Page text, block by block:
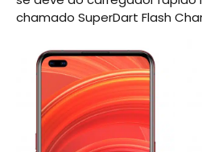
chamado SuperDart Flash